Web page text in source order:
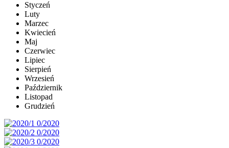
Styczeń
Luty
Marzec
Kwiecień
Maj
Czerwiec
Lipiec
Sierpień
Wrzesień
Październik
Listopad
Grudzień